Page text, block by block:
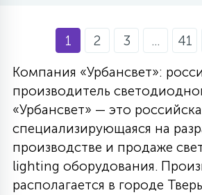
1 2 3 ... 41
Компания «Урбансвет»:
производитель
«Урбансвет» — это
специализирующаяся на
производстве и продаже
lighting оборудования.
располагается в городе